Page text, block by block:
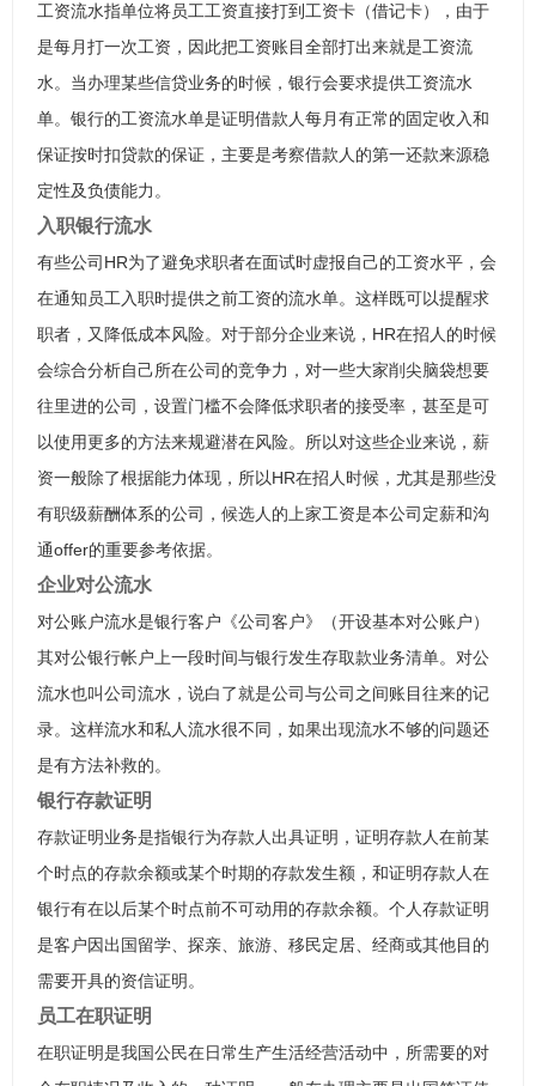
工资流水指单位将员工工资直接打到工资卡（借记卡），由于
是每月打一次工资，因此把工资账目全部打出来就是工资流
水。当办理某些信贷业务的时候，银行会要求提供工资流水
单。银行的工资流水单是证明借款人每月有正常的固定收入和
保证按时扣贷款的保证，主要是考察借款人的第一还款来源稳
定性及负债能力。
入职银行流水
有些公司HR为了避免求职者在面试时虚报自己的工资水平，会
在通知员工入职时提供之前工资的流水单。这样既可以提醒求
职者，又降低成本风险。对于部分企业来说，HR在招人的时候
会综合分析自己所在公司的竞争力，对一些大家削尖脑袋想要
往里进的公司，设置门槛不会降低求职者的接受率，甚至是可
以使用更多的方法来规避潜在风险。所以对这些企业来说，薪
资一般除了根据能力体现，所以HR在招人时候，尤其是那些没
有职级薪酬体系的公司，候选人的上家工资是本公司定薪和沟
通offer的重要参考依据。
企业对公流水
对公账户流水是银行客户《公司客户》（开设基本对公账户）
其对公银行帐户上一段时间与银行发生存取款业务清单。对公
流水也叫公司流水，说白了就是公司与公司之间账目往来的记
录。这样流水和私人流水很不同，如果出现流水不够的问题还
是有方法补救的。
银行存款证明
存款证明业务是指银行为存款人出具证明，证明存款人在前某
个时点的存款余额或某个时期的存款发生额，和证明存款人在
银行有在以后某个时点前不可动用的存款余额。个人存款证明
是客户因出国留学、探亲、旅游、移民定居、经商或其他目的
需要开具的资信证明。
员工在职证明
在职证明是我国公民在日常生产生活经营活动中，所需要的对